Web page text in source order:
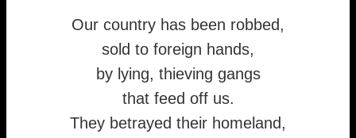
Our country has been robbed,
sold to foreign hands,
by lying, thieving gangs
that feed off us.
They betrayed their homeland,